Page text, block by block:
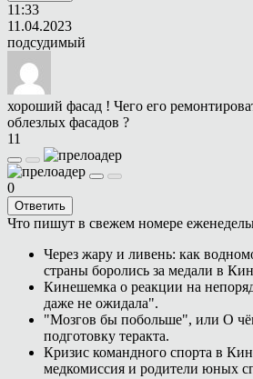
11:33
11.04.2023
подсудимый
хороший фасад ! Чего его
облезлых фасадов ?
11
0
Ответить
Что пишут в свежем номере
Через жару и ливень: как
страны боролись за медали в
Кинешемка о реакции на
даже не ожидала".
"Мозгов бы побольше", или О
подготовку теракта.
Кризис командного спорта в
медкомиссия и родители юных